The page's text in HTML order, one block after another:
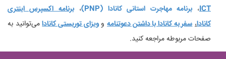
ICT،برنامه مهاجرت استانی کانادا (PNP) ،برنامه اکسپرس اینتری
کانادا، سفر به کانادا با داشتن دعوتنامهوویزای توریستی کانادامی‌توانید به
صفحات مربوطه مراجعه کنید.